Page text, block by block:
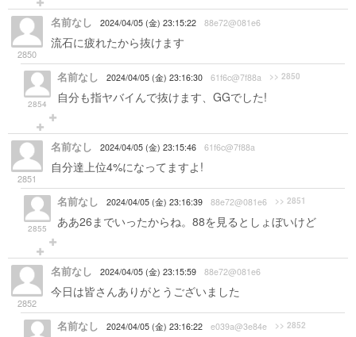
2850
名前なし 2024/04/05 (金) 23:15:22 88e72@081e6
流石に疲れたから抜けます
2854
名前なし 2024/04/05 (金) 23:16:30 61f6c@7f88a >> 2850
自分も指ヤバイんで抜けます、GGでした!
2851
名前なし 2024/04/05 (金) 23:15:46 61f6c@7f88a
自分達上位4%になってますよ!
2855
名前なし 2024/04/05 (金) 23:16:39 88e72@081e6 >> 2851
ああ26までいったからね。88を見るとしょぼいけど
2852
名前なし 2024/04/05 (金) 23:15:59 88e72@081e6
今日は皆さんありがとうございました
名前なし 2024/04/05 (金) 23:16:22 e039a@3e84e >> 2852